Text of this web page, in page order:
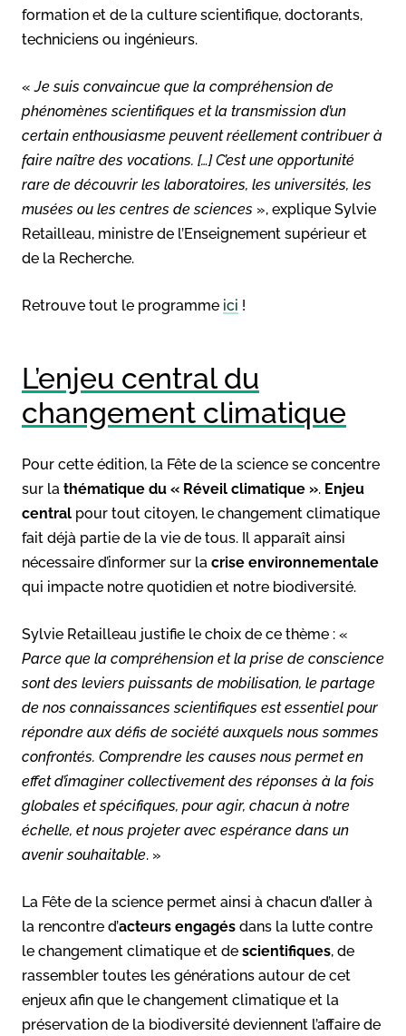
formation et de la culture scientifique, doctorants,
techniciens ou ingénieurs.
«Je suis convaincue que la compréhension de
phénomènes scientifiques et la transmission d’un
certain enthousiasme peuvent réellement contribuer à
faire naître des vocations. […] C’est une opportunité
rare de découvrir les laboratoires, les universités, les
musées ou les centres de sciences », explique Sylvie
Retailleau, ministre de l’Enseignement supérieur et
de la Recherche.
Retrouve tout le programme ici !
L’enjeu central du
changement climatique
Pour cette édition, la Fête de la science se concentre
sur la thématique du « Réveil climatique ». Enjeu
central pour tout citoyen, le changement climatique
fait déjà partie de la vie de tous. Il apparaît ainsi
nécessaire d’informer sur la crise environnementale
qui impacte notre quotidien et notre biodiversité.
Sylvie Retailleau justifie le choix de ce thème : «
Parce que la compréhension et la prise de conscience
sont des leviers puissants de mobilisation, le partage
de nos connaissances scientifiques est essentiel pour
répondre aux défis de société auxquels nous sommes
confrontés. Comprendre les causes nous permet en
effet d’imaginer collectivement des réponses à la fois
globales et spécifiques, pour agir, chacun à notre
échelle, et nous projeter avec espérance dans un
avenir souhaitable. »
La Fête de la science permet ainsi à chacun d’aller à
la rencontre d’acteurs engagés dans la lutte contre
le changement climatique et de scientifiques, de
rassembler toutes les générations autour de cet
enjeux afin que le changement climatique et la
préservation de la biodiversité deviennent l’affaire de